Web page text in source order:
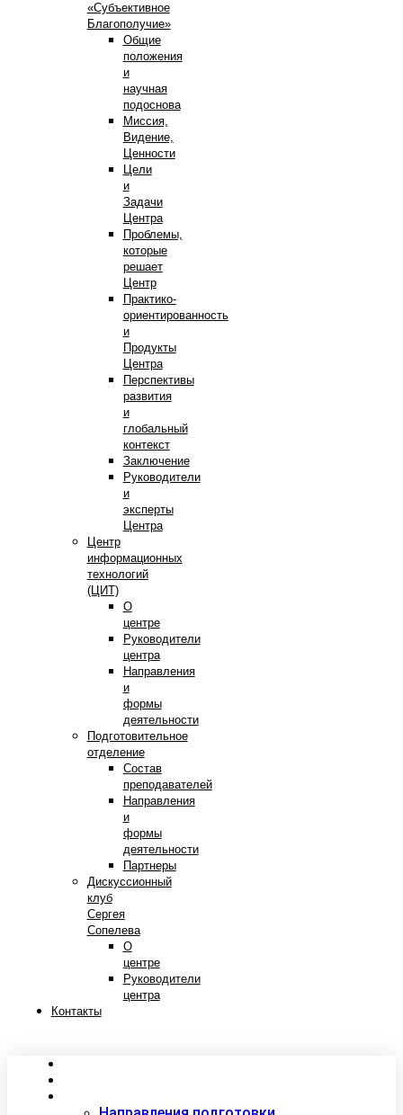
«Субъективное
Благополучие»
Общие
положения
и
научная
подоснова
Миссия,
Видение,
Ценности
Цели
и
Задачи
Центра
Проблемы,
которые
решает
Центр
Практико-
ориентированность
и
Продукты
Центра
Перспективы
развития
и
глобальный
контекст
Заключение
Руководители
и
эксперты
Центра
Центр
информационных
технологий
(ЦИТ)
О
центре
Руководители
центра
Направления
и
формы
деятельности
Подготовительное
отделение
Состав
преподавателей
Направления
и
формы
деятельности
Партнеры
Дискуссионный
клуб
Сергея
Сопелева
О
центре
Руководители
центра
Контакты